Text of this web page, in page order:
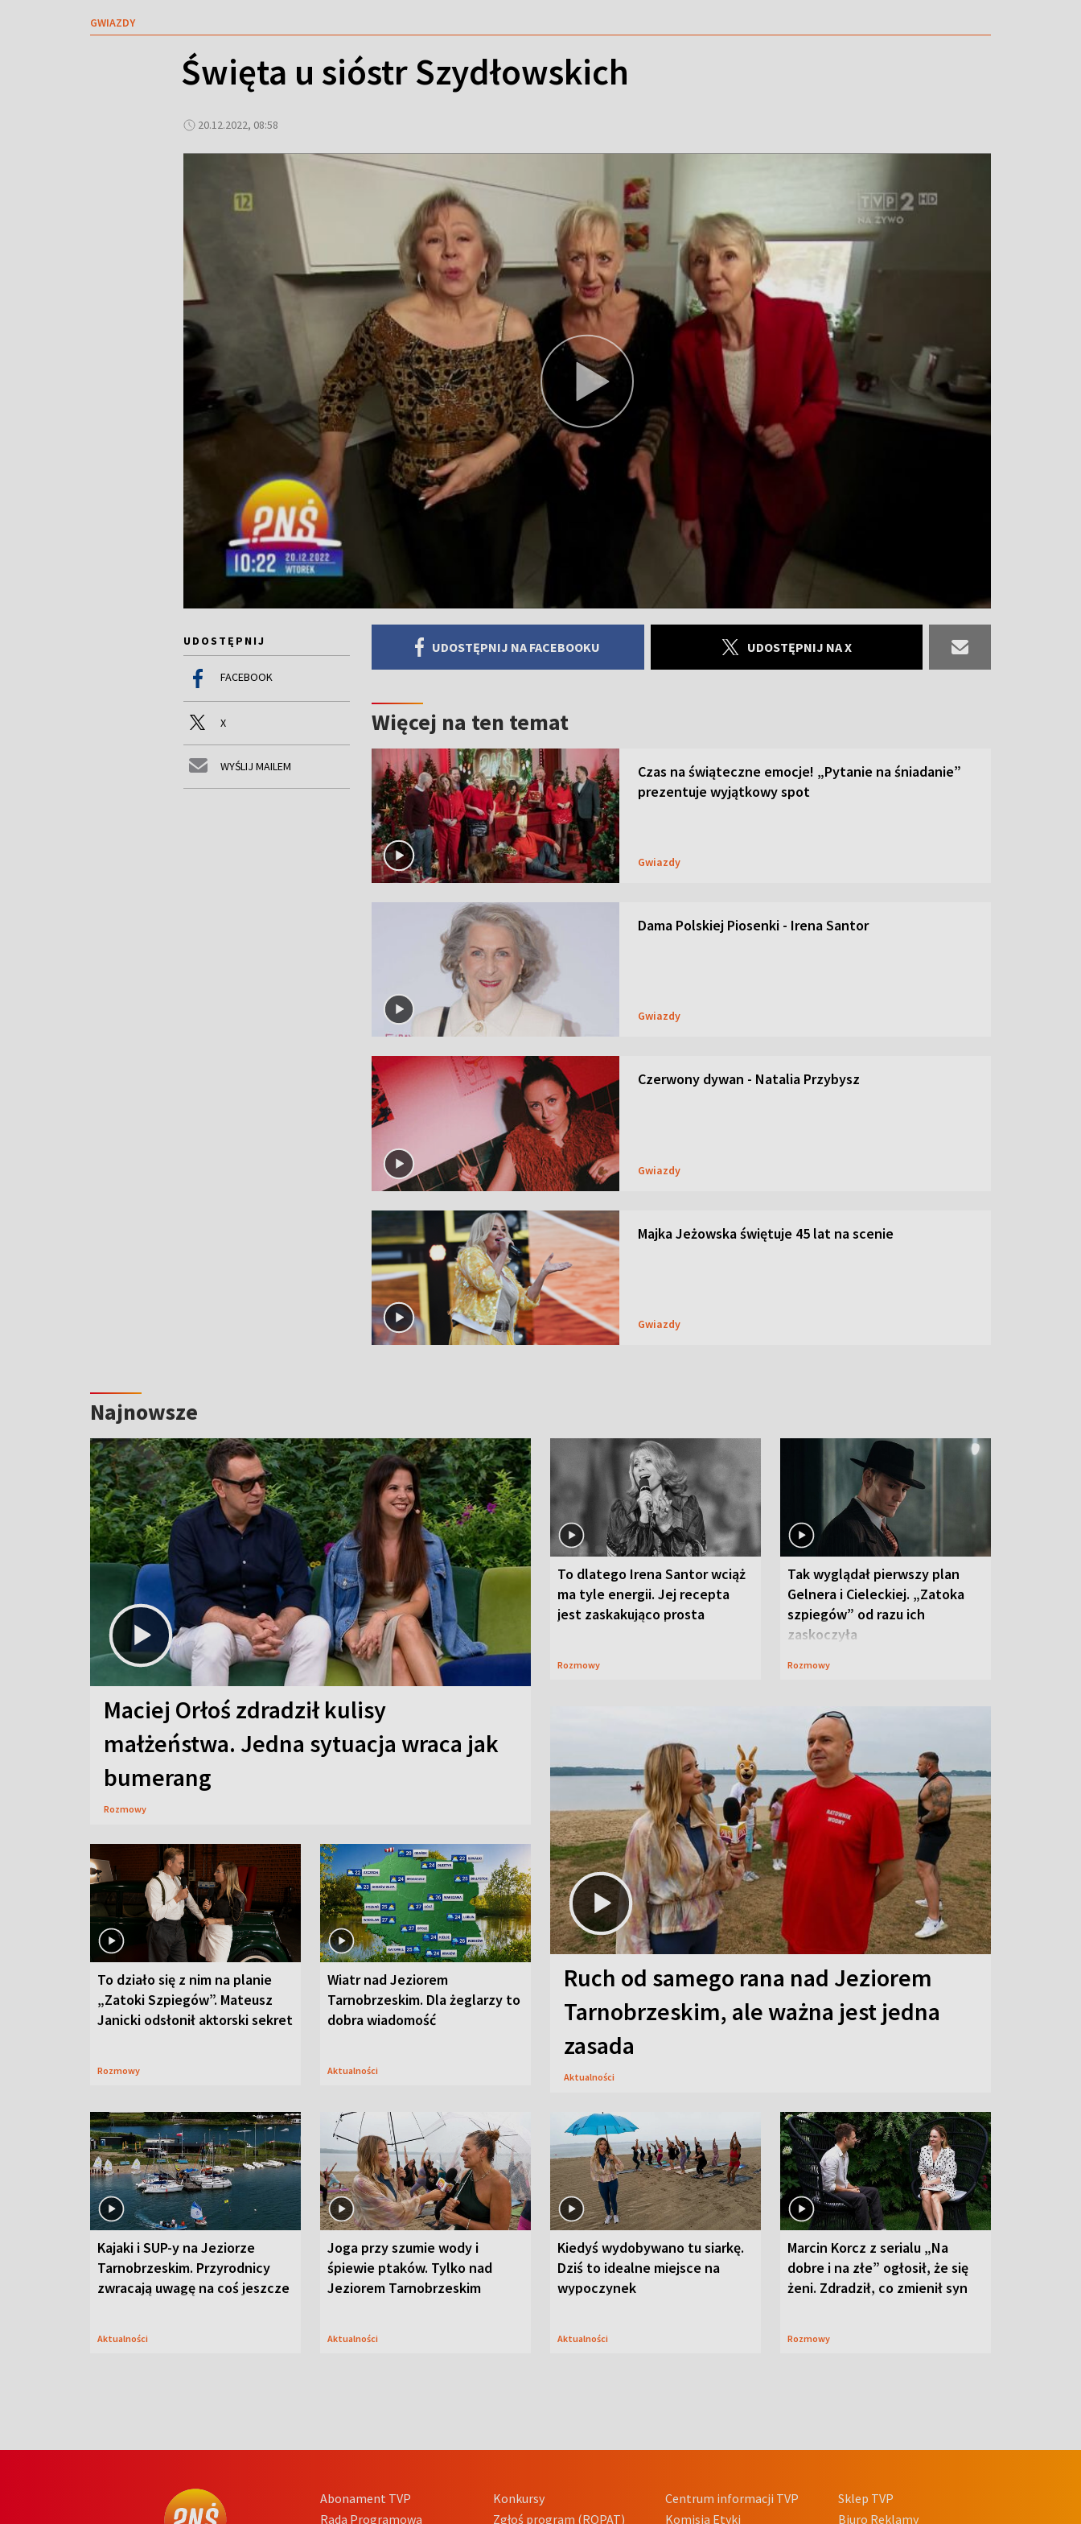
GWIAZDY
Święta u sióstr Szydłowskich
20.12.2022, 08:58
UDOSTĘPNIJ
FACEBOOK
X
WYŚLIJ MAILEM
UDOSTĘPNIJ NA FACEBOOKU UDOSTĘPNIJ NA X
Więcej na ten temat
Czas na świąteczne emocje! „Pytanie na śniadanie”
prezentuje wyjątkowy spot
Gwiazdy
Dama Polskiej Piosenki - Irena Santor
Gwiazdy
Czerwony dywan - Natalia Przybysz
Gwiazdy
Majka Jeżowska świętuje 45 lat na scenie
Gwiazdy
Najnowsze
Maciej Orłoś zdradził kulisy
małżeństwa. Jedna sytuacja wraca jak
bumerang
Rozmowy
To dlatego Irena Santor wciąż
ma tyle energii. Jej recepta
jest zaskakująco prosta
Rozmowy
Tak wyglądał pierwszy plan
Gelnera i Cieleckiej. „Zatoka
szpiegów” od razu ich
zaskoczyła
Rozmowy
To działo się z nim na planie
„Zatoki Szpiegów”. Mateusz
Janicki odsłonił aktorski sekret
Rozmowy
Wiatr nad Jeziorem
Tarnobrzeskim. Dla żeglarzy to
dobra wiadomość
Aktualności
Ruch od samego rana nad Jeziorem
Tarnobrzeskim, ale ważna jest jedna
zasada
Aktualności
Kajaki i SUP-y na Jeziorze
Tarnobrzeskim. Przyrodnicy
zwracają uwagę na coś jeszcze
Aktualności
Joga przy szumie wody i
śpiewie ptaków. Tylko nad
Jeziorem Tarnobrzeskim
Aktualności
Kiedyś wydobywano tu siarkę.
Dziś to idealne miejsce na
wypoczynek
Aktualności
Marcin Korcz z serialu „Na
dobre i na złe” ogłosił, że się
żeni. Zdradził, co zmienił syn
Rozmowy
Abonament TVP
Rada Programowa
Konkursy
Zgłoś program (ROPAT)
Centrum informacji TVP
Komisja Etyki
Sklep TVP
Biuro Reklamy